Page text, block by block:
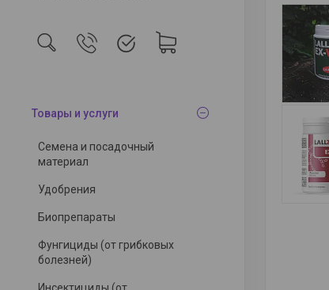
Товары и услуги
Семена и посадочный
материал
Удобрения
Биопрепараты
Фунгициды (от грибковых
болезней)